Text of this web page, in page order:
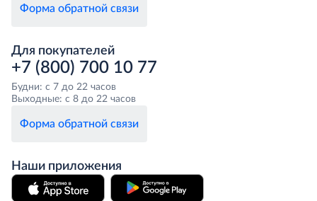
Форма обратной связи
Для покупателей
+7 (800) 700 10 77
Будни: с 7 до 22 часов
Выходные: с 8 до 22 часов
Форма обратной связи
Наши приложения